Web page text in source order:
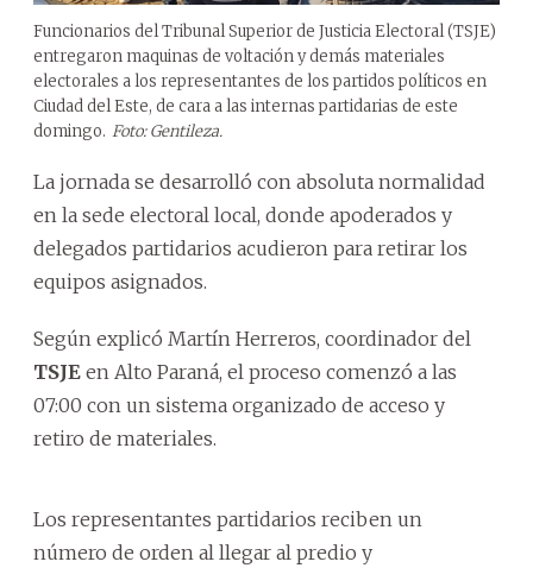
Funcionarios del Tribunal Superior de Justicia Electoral (TSJE)
entregaron maquinas de voltación y demás materiales
electorales a los representantes de los partidos políticos en
Ciudad del Este, de cara a las internas partidarias de este
domingo. Foto: Gentileza.
La jornada se desarrolló con absoluta normalidad
en la sede electoral local, donde apoderados y
delegados partidarios acudieron para retirar los
equipos asignados.
Según explicó Martín Herreros, coordinador del
TSJE en Alto Paraná, el proceso comenzó a las
07:00 con un sistema organizado de acceso y
retiro de materiales.
Los representantes partidarios reciben un
número de orden al llegar al predio y